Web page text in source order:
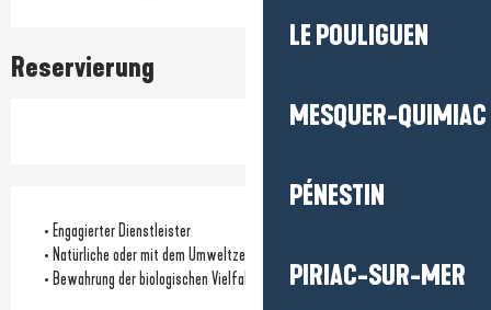
LE POULIGUEN
MESQUER-QUIMIAC
PÉNESTIN
PIRIAC-SUR-MER
Reservierung
• Engagierter Dienstleister
• Natürliche oder mit dem Umweltzeichen versehene Reinigungsmittel
• Bewahrung der biologischen Vielfalt des Standorts